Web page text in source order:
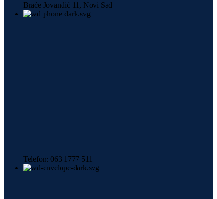
Braće Jovandić 11, Novi Sad
Telefon: 063 1777 511